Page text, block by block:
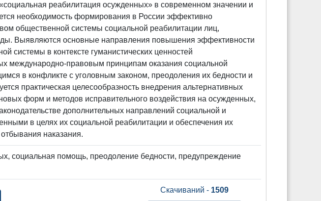
реабилитация осужденных» в современном значении и
необходимость формирования в России эффективно
общественной системы социальной реабилитации лиц,
Выявляются основные направления повышения эффективности
системы в контексте гуманистических ценностей
международно-правовым принципам оказания социальной
в конфликте с уголовным законом, преодоления их бедности и
практическая целесообразность внедрения альтернативных
форм и методов исправительного воздействия на осужденных,
дополнительных направлений социальной и
в целях их социальной реабилитации и обеспечения их
наказания.
социальная помощь, преодоление бедности, предупреждение
Скачиваний - 1509